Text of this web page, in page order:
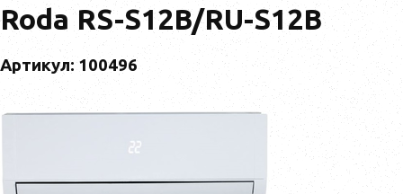
Roda RS-S12B/RU-S12B
Артикул: 100496